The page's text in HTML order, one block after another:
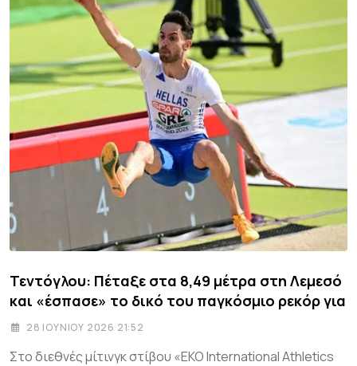
Τεντόγλου: Πέταξε στα 8,49 μέτρα στη Λεμεσό
και «έσπασε» το δικό του παγκόσμιο ρεκόρ για
28 ΙΟΥΝΊΟΥ 2026 21:52
Στο διεθνές μίτινγκ στίβου «EKO International Athletics